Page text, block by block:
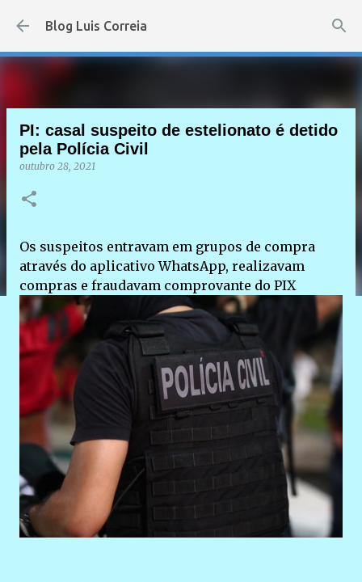
Pular para o conteúdo principal
Blog Luis Correia
PI: casal suspeito de estelionato é detido
pela Polícia Civil
outubro 28, 2021
Os suspeitos entravam em grupos de compra
através do aplicativo WhatsApp, realizavam
compras e fraudavam comprovante do PIX